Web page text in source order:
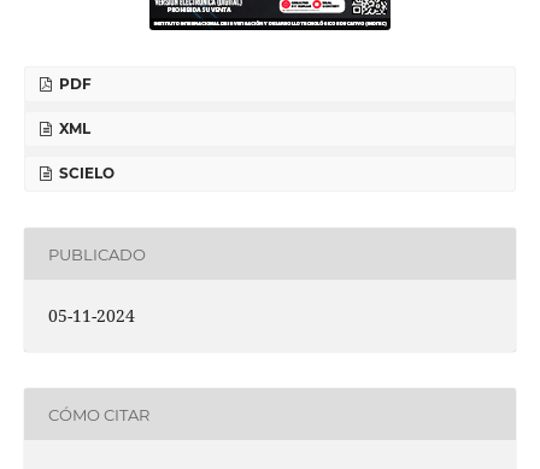
PDF
XML
SCIELO
PUBLICADO
05-11-2024
CÓMO CITAR